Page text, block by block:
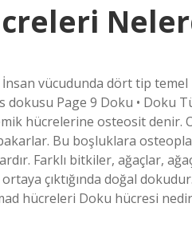
vücudunda dört tip temel
dokusu Page 9 Doku • Doku
hücrelerine osteosit
Bu boşluklara
Farklı bitkiler, ağaçlar,
çıktığında doğal
hücreleri Doku hücresi